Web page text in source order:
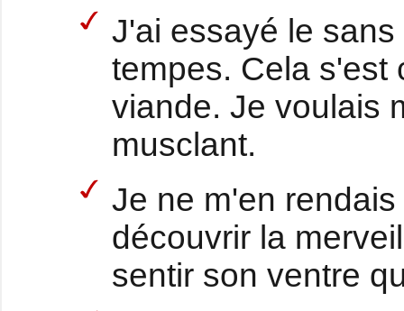
J'ai essayé le
tempes. Cela s'est
viande. Je voulais
musclant.
Je ne m'en
découvrir la
sentir son ventre